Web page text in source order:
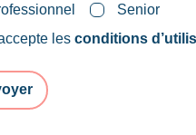
Senior
lesconditions